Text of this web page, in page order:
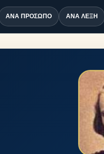
ΑΝΆ ΠΡΌΣΩΠΟ ΑΝΆ ΛΈΞΗ